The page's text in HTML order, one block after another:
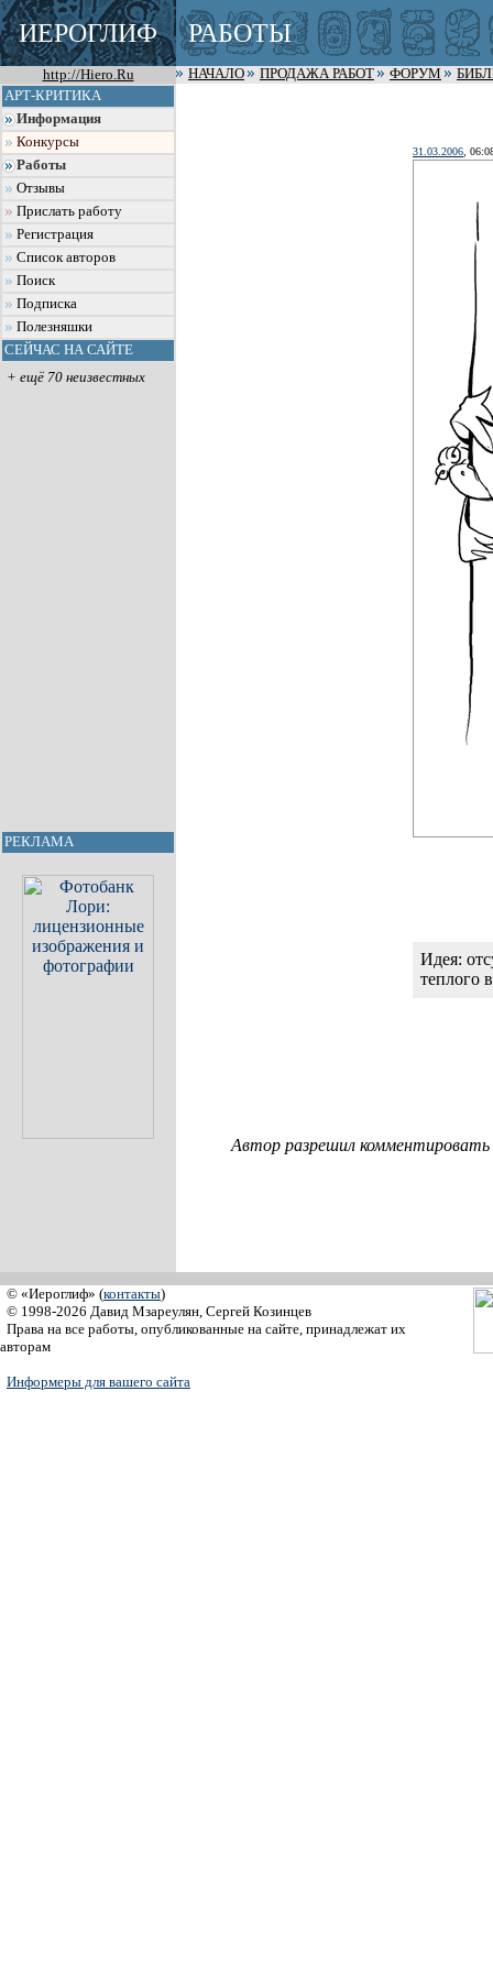
ИЕРОГЛИФ РАБОТЫ
http://Hiero.Ru НАЧАЛО ПРОДАЖА РАБОТ ФОРУМ
АРТ-КРИТИКА
Информация
Конкурсы
Работы
Отзывы
Прислать работу
Регистрация
Список авторов
Поиск
Подписка
Полезняшки
СЕЙЧАС НА САЙТЕ
+ ещё 70 неизвестных
РЕКЛАМА
31.03.2006 ,
Идея:
теплого
Автор разрешил
© «Иероглиф» (контакты)
© 1998-2026 Давид Мзареулян, Сергей Козинцев
Права на все работы, опубликованные на сайте, принадлежат их
авторам
Информеры для вашего сайта